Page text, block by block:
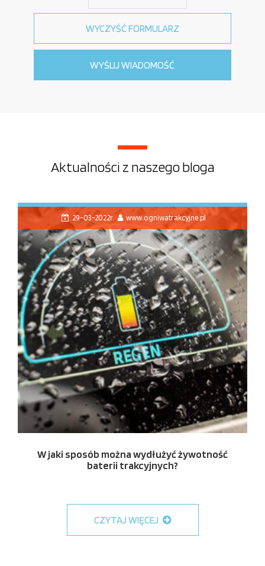
Aktualności z naszego bloga
29-03-2022r. www.ogniwatrakcyjne.pl
W jaki sposób można wydłużyć żywotność
baterii trakcyjnych?
CZYTAJ WIĘCEJ